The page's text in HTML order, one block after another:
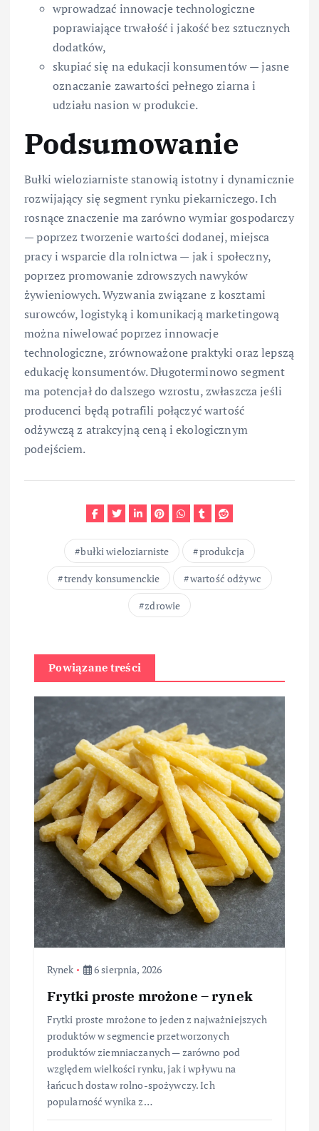
wprowadzać innowacje technologiczne
poprawiające trwałość i jakość bez sztucznych
dodatków,
skupiać się na edukacji konsumentów — jasne
oznaczanie zawartości pełnego ziarna i
udziału nasion w produkcie.
Podsumowanie
Bułki wieloziarniste stanowią istotny i dynamicznie
rozwijający się segment rynku piekarniczego. Ich
rosnące znaczenie ma zarówno wymiar gospodarczy
— poprzez tworzenie wartości dodanej, miejsca
pracy i wsparcie dla rolnictwa — jak i społeczny,
poprzez promowanie zdrowszych nawyków
żywieniowych. Wyzwania związane z kosztami
surowców, logistyką i komunikacją marketingową
można niwelować poprzez innowacje
technologiczne, zrównoważone praktyki oraz lepszą
edukację konsumentów. Długoterminowo segment
ma potencjał do dalszego wzrostu, zwłaszcza jeśli
producenci będą potrafili połączyć wartość
odżywczą z atrakcyjną ceną i ekologicznym
podejściem.
bułki wieloziarniste
produkcja
trendy konsumenckie
wartość odżywc
zdrowie
Powiązane treści
Rynek 6 sierpnia, 2026
Frytki proste mrożone – rynek
Frytki proste mrożone to jeden z najważniejszych
produktów w segmencie przetworzonych
produktów ziemniaczanych — zarówno pod
względem wielkości rynku, jak i wpływu na
łańcuch dostaw rolno-spożywczy. Ich
popularność wynika z…